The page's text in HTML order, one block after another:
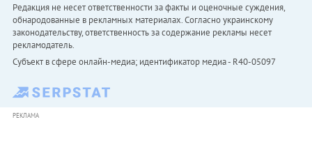
Редакция не несет ответственности за факты и оценочные суждения,
обнародованные в рекламных материалах. Согласно украинскому
законодательству, ответственность за содержание рекламы несет
рекламодатель.
Субъект в сфере онлайн-медиа; идентификатор медиа - R40-05097
РЕКЛАМА